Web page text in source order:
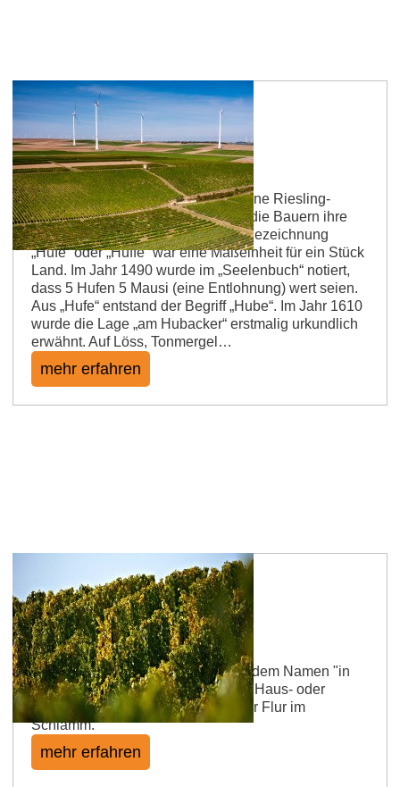
Dalsheimer Hubacker
Von Hufen und Kalksteinfelsen – eine Riesling-
Paradelage Früher bewirtschaften die Bauern ihre
Flächen mit Pferd oder Ochs. Die Bezeichnung
„Hufe“ oder „Huffe“ war eine Maßeinheit für ein Stück
Land. Im Jahr 1490 wurde im „Seelenbuch“ notiert,
dass 5 Hufen 5 Mausi (eine Entlohnung) wert seien.
Aus „Hufe“ entstand der Begriff „Hube“. Im Jahr 1610
wurde die Lage „am Hubacker“ erstmalig urkundlich
erwähnt. Auf Löss, Tonmergel…
mehr erfahren
Dalsheimer Sauloch
Die Lage wurde 1490 bis 1525 mit dem Namen "in
dem Sawloch" urkundlich erwähnt. Haus- oder
Wildschweine suhlten sich in dieser Flur im
Schlamm.
mehr erfahren